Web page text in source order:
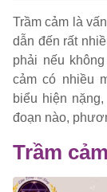
Trầm cảm là
dẫn đến rất
phải nếu
cảm có nhiều
biểu hiện
đoạn nào,
Trầm